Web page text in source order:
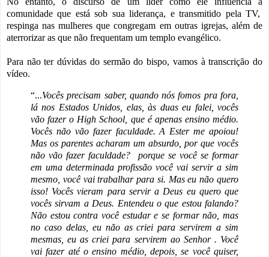
comunidade que está sob sua liderança, e transmitido pela TV,
respinga nas mulheres que congregam em outras igrejas, além de
aterrorizar as que não frequentam um templo evangélico.
Para não ter dúvidas do sermão do bispo, vamos à transcrição do
vídeo.
“...Vocês precisam saber, quando nós fomos pra fora,
lá nos Estados Unidos, elas, às duas eu falei, vocês
vão fazer o High School, que é apenas ensino médio.
Vocês não vão fazer faculdade. A Ester me apoiou!
Mas os parentes acharam um absurdo, por que vocês
não vão fazer faculdade?
porque se você se formar
em uma determinada profissão você vai servir a sim
mesmo, você vai trabalhar para si. Mas eu não quero
isso! Vocês vieram para servir a Deus eu quero que
vocês sirvam a Deus. Entendeu o que estou falando?
Não estou contra você estudar e se formar não, mas
no caso delas, eu não as criei para servirem a sim
mesmas, eu as criei para servirem ao Senhor . Você
vai fazer até o ensino médio, depois, se você quiser,